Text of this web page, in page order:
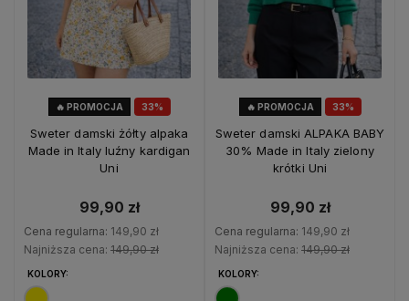
33%
🔥 PROMOCJA
Sweter damski żółty alpaka
Made in Italy luźny kardigan
Uni
99,90 zł
Cena regularna: 149,90 zł
Najniższa cena: 149,90 zł
KOLORY:
33%
🔥 PROMOCJA
Sweter damski ALPAKA BABY
30% Made in Italy zielony
krótki Uni
99,90 zł
Cena regularna: 149,90 zł
Najniższa cena: 149,90 zł
KOLORY: